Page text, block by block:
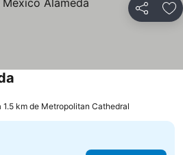
Partilhar
1.5 km de Metropolitan Cathedral